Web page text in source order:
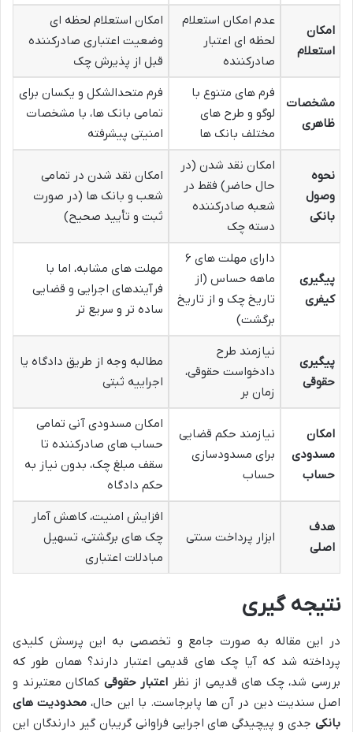
امکان
استعلام
عدم امکان استعلام
لحظه ای اعتبار
صادرکننده
امکان استعلام لحظه ای
وضعیت اعتباری صادرکننده
قبل از پذیرش چک
مشخصات
ظاهری
فرم های متنوع با
لوگو و طرح های
مختلف بانک ها
فرم متحدالشکل و یکسان برای
تمامی بانک ها، با مشخصات
امنیتی پیشرفته
نحوه
وصول
بانکی
امکان نقد شدن (در
حال حاضر) فقط در
شعبه صادرکننده
دسته چک
امکان نقد شدن در تمامی
شعب و بانک ها (در صورت
ثبت و تأیید صحیح)
پیگیری
کیفری
دارای مهلت های ۶
ماهه حساس (از
تاریخ چک و از تاریخ
برگشت)
مهلت های مشابه، اما با
فرآیندهای اجرایی و قضایی
ساده تر و سریع تر
پیگیری
حقوقی
نیازمند طرح
دادخواست حقوقی،
زمان بر
مطالبه وجه از طریق دادگاه یا
اجراییه ثبتی
امکان
مسدودی
حساب
نیازمند حکم قضایی
برای مسدودسازی
حساب
امکان مسدودی آنی تمامی
حساب های صادرکننده تا
سقف مبلغ چک، بدون نیاز به
حکم دادگاه
هدف
اصلی
ابزار پرداخت سنتی
افزایش امنیت، کاهش آمار
چک های برگشتی، تسهیل
مبادلات اعتباری
نتیجه گیری
در این مقاله به صورت جامع و تخصصی به این پرسش کلیدی
پرداخته شد که آیا چک های قدیمی اعتبار دارند؟ همان طور که
بررسی شد، چک های قدیمی از نظر اعتبار حقوقی کماکان معتبرند و
اصل سندیت دین در آن ها پابرجاست. با این حال، محدودیت های
بانکی جدی و پیچیدگی های اجرایی فراوانی گریبان گیر دارندگان این